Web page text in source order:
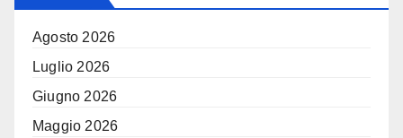
Agosto 2026
Luglio 2026
Giugno 2026
Maggio 2026